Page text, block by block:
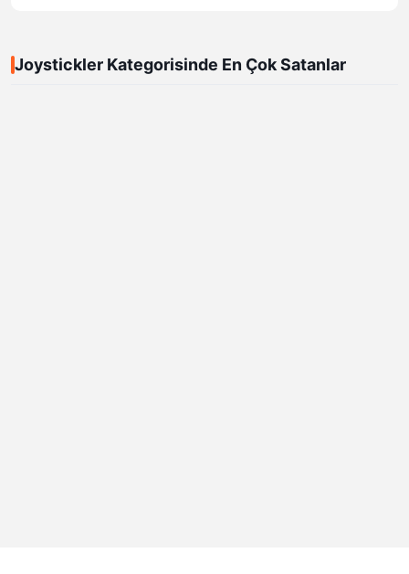
Joystickler Kategorisinde En Çok Satanlar